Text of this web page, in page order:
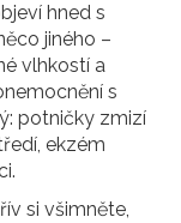
hned s
jiného –
vlhkostí a
s
potničky zmizí
ekzém
si všimněte,